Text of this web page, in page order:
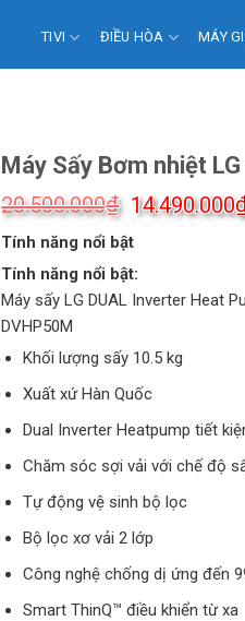
TIVI ĐIỀU HÒA MÁY
Máy Sấy Bơm nhiệt
20.500.000₫ Giá
gốc
là:
20.500.000₫.
14.490.000
Tính năng nổi bật
Tính năng nổi bật:
Máy sấy LG DUAL Inverter Heat
DVHP50M
Khối lượng sấy 10.5 kg
Xuất xứ Hàn Quốc
Dual Inverter Heatpump tiết
Chăm sóc sợi vải với chế độ
Tự động vệ sinh bộ lọc
Bộ lọc xơ vải 2 lớp
Công nghệ chống dị ứng đến
Smart ThinQ™ điều khiển từ xa